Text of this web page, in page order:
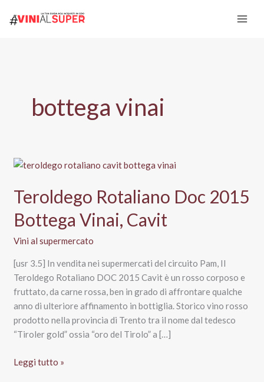
bottega vinai
Teroldego Rotaliano Doc 2015
Bottega Vinai, Cavit
Vini al supermercato
[usr 3.5] In vendita nei supermercati del circuito Pam, Il
Teroldego Rotaliano DOC 2015 Cavit è un rosso corposo e
fruttato, da carne rossa, ben in grado di affrontare qualche
anno di ulteriore affinamento in bottiglia. Storico vino rosso
prodotto nella provincia di Trento tra il nome dal tedesco
“Tiroler gold” ossia “oro del Tirolo” a […]
Teroldego
Leggi tutto »